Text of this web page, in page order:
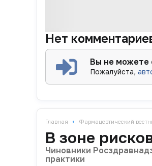
Нет
Вы не можете
Пожалуйста,
Главная • Фармацевтический
В зоне
Чиновники
практики